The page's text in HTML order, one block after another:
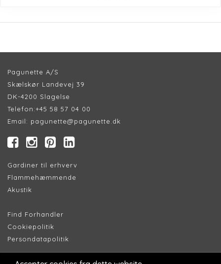
Pagunette A/S
Skælskør Landevej 39
DK-4200 Slagelse
Telefon:+45 58 57 04 00
Email: pagunette@pagunette.dk
Gardiner til erhverv
Flammehæmmende
Akustik
Find Forhandler
Cookiepolitik
Persondatapolitik